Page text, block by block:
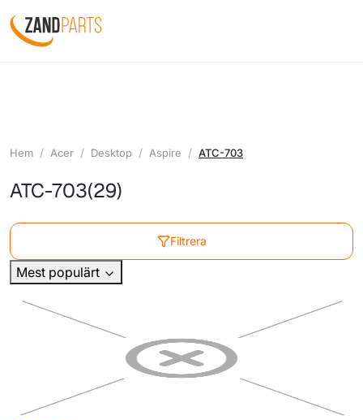
Hem Acer Desktop Aspire ATC-703
ATC-703(29)
Filtrera
Mest populärt